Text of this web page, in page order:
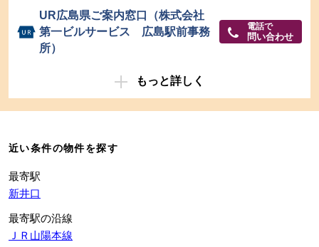
UR広島県ご案内窓口（株式会社
第一ビルサービス 広島駅前事務
所）
電話で
問い合わせ
もっと詳しく
近い条件の物件を探す
最寄駅
新井口
最寄駅の沿線
ＪＲ山陽本線